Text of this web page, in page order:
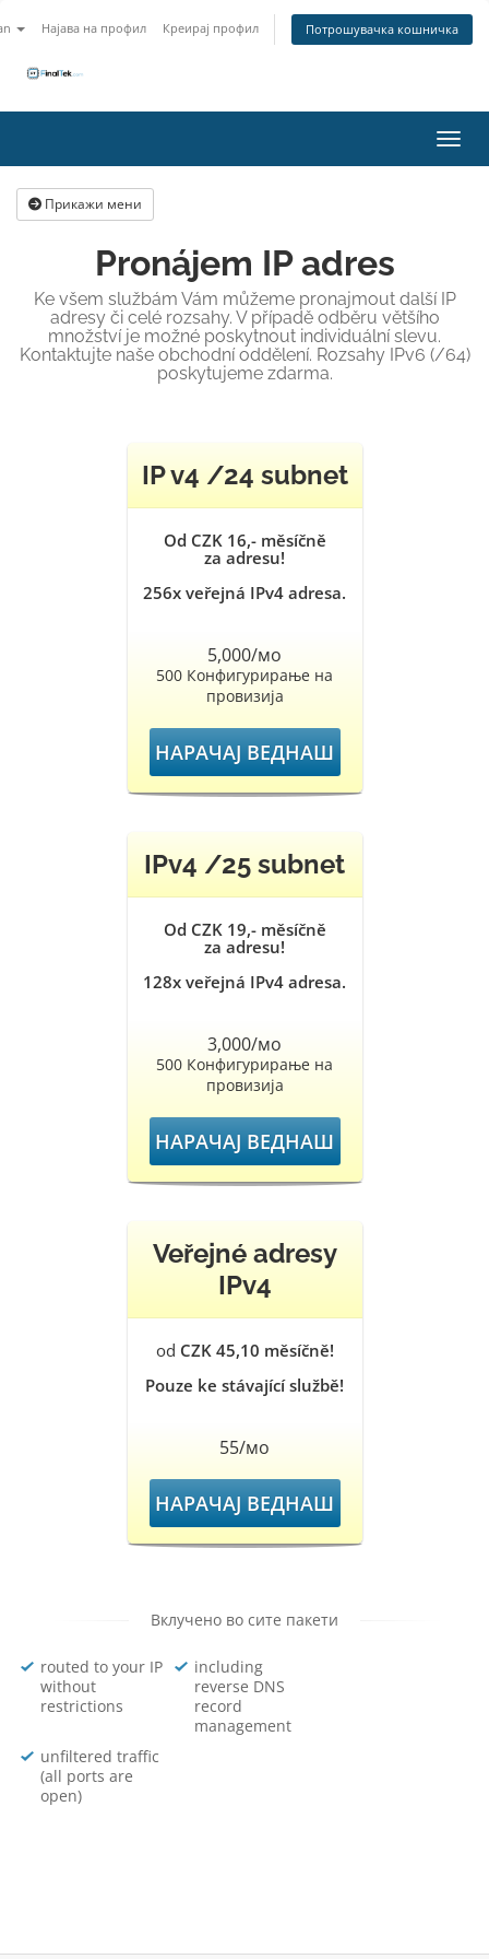
Најава на профил Креирај профил Потрошувачка кошничка
Прикажи мени
Pronájem IP adres
Ke všem službám Vám můžeme pronajmout další IP
adresy či celé rozsahy. V případě odběru většího
množství je možné poskytnout individuální slevu.
Kontaktujte naše obchodní oddělení. Rozsahy IPv6 (/64)
poskytujeme zdarma.
IP v4 /24 subnet
Od CZK 16,- měsíčně
za adresu!
256x veřejná IPv4 adresa.
5,000/мо
500 Конфигурирање на
провизија
НАРАЧАЈ ВЕДНАШ
IPv4 /25 subnet
Od CZK 19,- měsíčně
za adresu!
128x veřejná IPv4 adresa.
3,000/мо
500 Конфигурирање на
провизија
НАРАЧАЈ ВЕДНАШ
Veřejné adresy
IPv4
od CZK 45,10 měsíčně!
Pouze ke stávající službě!
55/мо
НАРАЧАЈ ВЕДНАШ
Вклучено во сите пакети
routed to your IP
without
restrictions
including
reverse DNS
record
management
unfiltered traffic
(all ports are
open)